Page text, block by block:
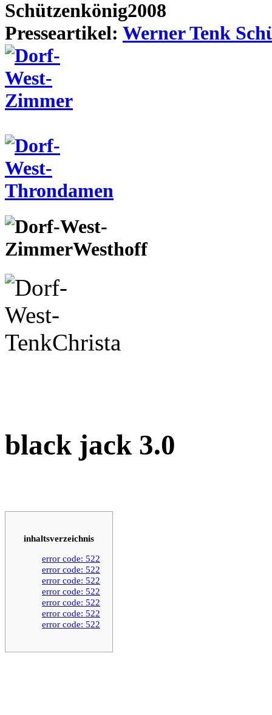
Presseartikel: Werner Tenk
black jack 3.0
inhaltsverzeichnis
error code: 522
error code: 522
error code: 522
error code: 522
error code: 522
error code: 522
error code: 522